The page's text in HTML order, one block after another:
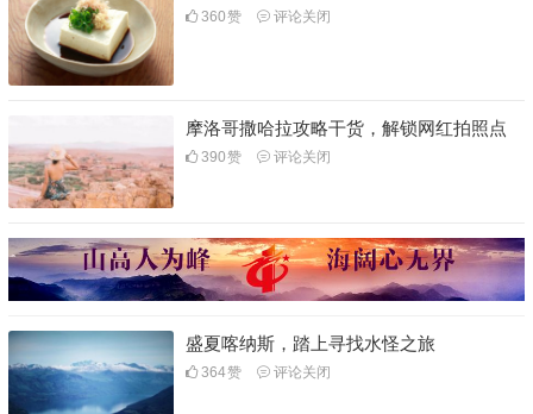
360赞 评论关闭
摩洛哥撒哈拉攻略干货，解锁网红拍照点
390赞 评论关闭
盛夏喀纳斯，踏上寻找水怪之旅
364赞 评论关闭